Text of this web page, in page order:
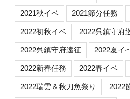
2021秋イベ 2021節分任務
2022初秋イベ 2022呉鎮守府
2022呉鎮守府遠征 2022夏イ
2022新春任務 2022春イベ
2022瑞雲＆秋刀魚祭り 2022